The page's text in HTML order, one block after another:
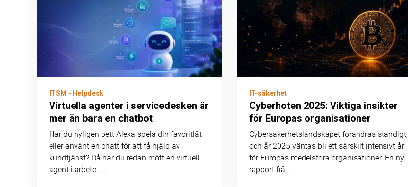
ITSM - Helpdesk
Virtuella agenter i servicedesken är
mer än bara en chatbot
Har du nyligen bett Alexa spela din favoritlåt
eller använt en chatt för att få hjälp av
kundtjänst? Då har du redan mött en virtuell
agent i arbete. ...
IT-säkerhet
Cyberhoten 2025: Viktiga insikter
för Europas organisationer
Cybersäkerhetslandskapet förändras ständigt,
och år 2025 väntas bli ett särskilt intensivt år
för Europas medelstora organisationer. En ny
rapport frå...